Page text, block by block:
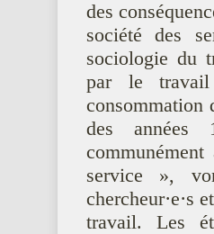
des
société des
sociologie du
par le
consommation
des années
service »,
chercheur·e·s
travail. Les